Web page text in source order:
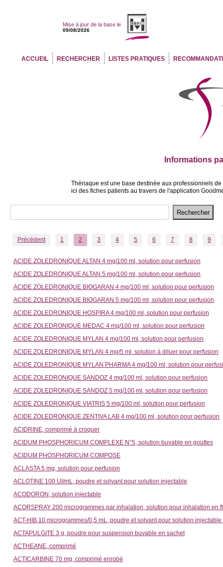
Mise à jour de la base le
09/08/2026
ACCUEIL RECHERCHER LISTES PRATIQUES
Informations
Thériaque est une base destinée aux professionnels
ici des fiches patients au travers de l'application
Précédent 1 2 3 4 5 6 7 8 9
ACIDE ZOLEDRONIQUE ALTAN 4 mg/100 ml, solution pour perfusion
ACIDE ZOLEDRONIQUE ALTAN 5 mg/100 ml, solution pour perfusion
ACIDE ZOLEDRONIQUE BIOGARAN 4 mg/100 ml, solution pour perfusion
ACIDE ZOLEDRONIQUE BIOGARAN 5 mg/100 ml, solution pour perfusion
ACIDE ZOLEDRONIQUE HOSPIRA 4 mg/100 ml, solution pour perfusion
ACIDE ZOLEDRONIQUE MEDAC 4 mg/100 ml, solution pour perfusion
ACIDE ZOLEDRONIQUE MYLAN 4 mg/100 ml, solution pour perfusion
ACIDE ZOLEDRONIQUE MYLAN 4 mg/5 ml, solution à diluer pour perfusion
ACIDE ZOLEDRONIQUE MYLAN PHARMA 4 mg/100 ml, solution pour
ACIDE ZOLEDRONIQUE SANDOZ 4 mg/100 ml, solution pour perfusion
ACIDE ZOLEDRONIQUE SANDOZ 5 mg/100 ml, solution pour perfusion
ACIDE ZOLEDRONIQUE VIATRIS 5 mg/100 ml, solution pour perfusion
ACIDE ZOLEDRONIQUE ZENTIVA LAB 4 mg/100 ml, solution pour perfusion
ACIDRINE, comprimé à croquer
ACIDUM PHOSPHORICUM COMPLEXE N°5, solution buvable en gouttes
ACIDUM PHOSPHORICUM COMPOSE
ACLASTA 5 mg, solution pour perfusion
ACLOTINE 100 UI/mL, poudre et solvant pour solution injectable
ACODORON, solution injectable
ACORSPRAY 200 microgrammes par inhalation, solution pour inhalation en
ACT-HIB 10 microgrammes/0,5 mL, poudre et solvant pour solution
ACTAPULGITE 3 g, poudre pour suspension buvable en sachet
ACTHEANE, comprimé
ACTICARBINE 70 mg, comprimé enrobé